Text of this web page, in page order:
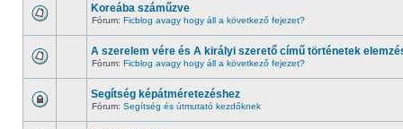
Koreába száműzve
Fórum: Ficblog avagy hogy áll a következő fejezet?
A szerelem vére és A királyi szerető című történetek
Fórum: Ficblog avagy hogy áll a következő fejezet?
Segítség képátméretezéshez
Fórum: Segítség és útmutató kezdőknek